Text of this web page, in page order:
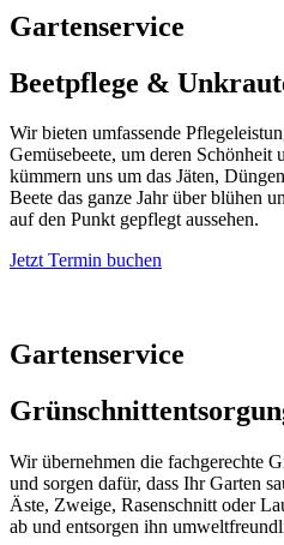
Gartenservice
Beetpflege &
Wir bieten umfassende
Gemüsebeete, um deren
kümmern uns um das Jäten,
Beete das ganze Jahr über blühen
auf den Punkt gepflegt aussehen.
Jetzt Termin buchen
Gartenservice
Wir übernehmen die fachgerechte
und sorgen dafür, dass Ihr Garten
Äste, Zweige, Rasenschnitt oder
ab und entsorgen ihn